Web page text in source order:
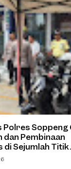
Polres Soppeng
dan Pembinaan
di Sejumlah Titik